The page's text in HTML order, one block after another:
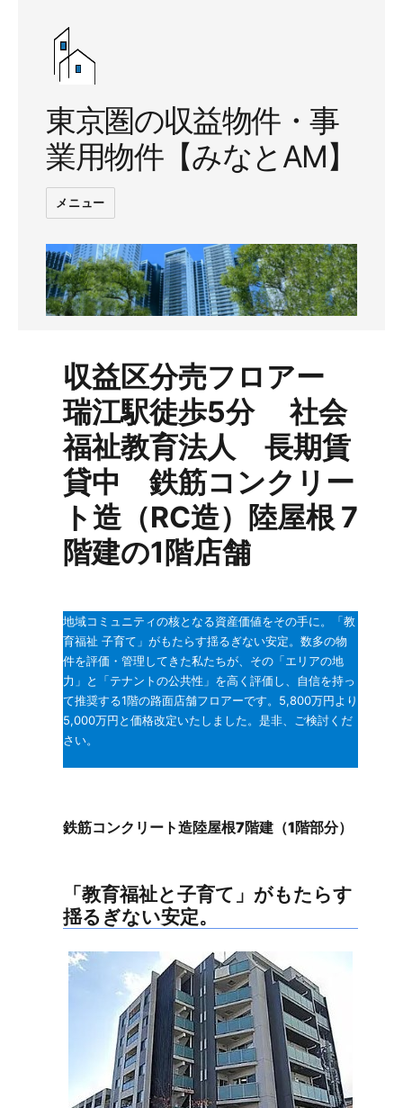
東京圏の収益物件・事
業用物件【みなとAM】
メニュー
収益区分売フロアー
瑞江駅徒歩5分 社会
福祉教育法人 長期賃
貸中 鉄筋コンクリー
ト造（RC造）陸屋根 7
階建の1階店舗
地域コミュニティの核となる資産価値をその手に。「教
育福祉 子育て」がもたらす揺るぎない安定。数多の物
件を評価・管理してきた私たちが、その「エリアの地
力」と「テナントの公共性」を高く評価し、自信を持っ
て推奨する1階の路面店舗フロアーです。5,800万円より
5,000万円と価格改定いたしました。是非、ご検討くだ
さい。
鉄筋コンクリート造陸屋根7階建（1階部分）
「教育福祉と子育て」がもたらす
揺るぎない安定。